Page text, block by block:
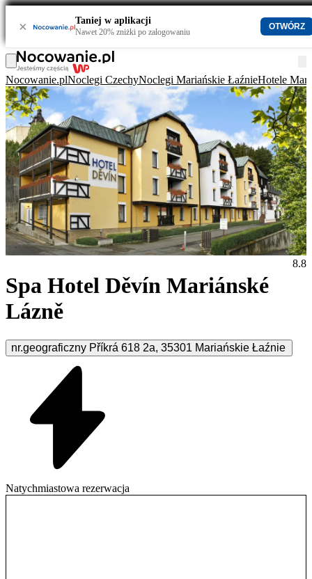
× Taniej w aplikacji
Nawet 20% zniżki po zalogowaniu
OTWÓRZ
Nocowanie.plNoclegi CzechyNoclegi Mariańskie ŁaźnieHotele
Spa Hotel Děvín Mariánské
Lázně
nr.geograficzny Příkrá 618 2a, 35301 Mariańskie Łaźnie
8.8
Natychmiastowa rezerwacja